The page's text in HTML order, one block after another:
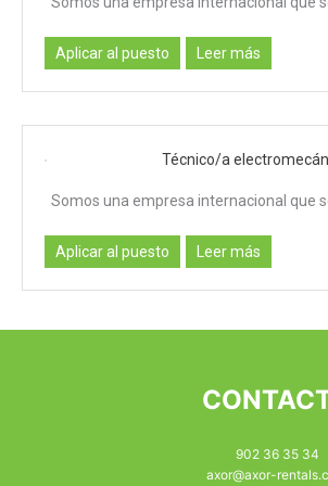
Aplicar al puesto Leer más
Técnico/a
Somos una empresa internacional que
Aplicar al puesto Leer más
902 36 35 34
axor@axor-